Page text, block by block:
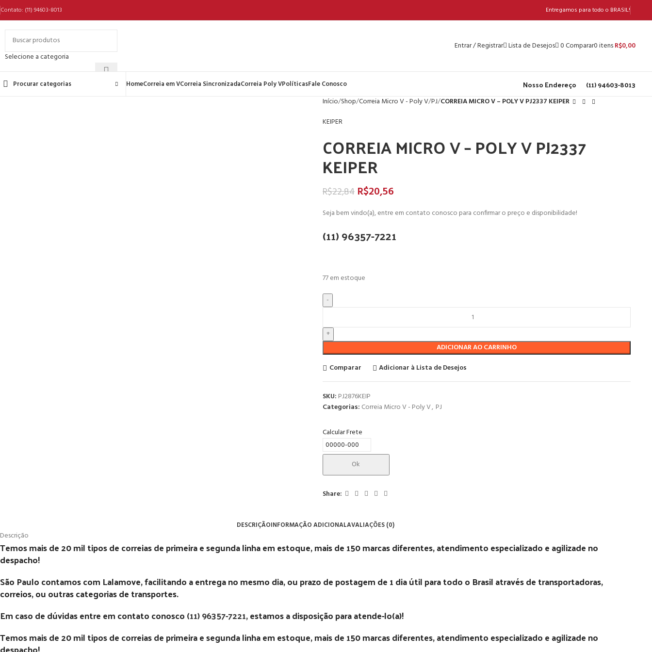
Contato: (11) 94603-8013 Entregamos para todo o BRASIL!
Selecione a categoria
Entrar / Registrar Lista de Desejos 0Comparar0itensR$0,00
Procurar categorias HomeCorreia em VCorreia SincronizadaCorreia Poly VPolíticasFale Conosco Nosso Endereço (11) 94603-8013
-10%
Início Shop Correia Micro V - Poly V PJ CORREIA MICRO V – POLY V PJ2337 KEIPER
KEIPER
CORREIA MICRO V – POLY V PJ2337
KEIPER
R$22,84 R$20,56
Seja bem vindo(a), entre em contato conosco para confirmar o preço e disponibilidade!
(11) 96357-7221
77 em estoque
ADICIONAR AO CARRINHO
Comparar
Adicionar à Lista de Desejos
SKU: PJ2876KEIP
Categorias: Correia Micro V - Poly V, PJ
Calcular Frete
Ok
Share:
DESCRIÇÃOINFORMAÇÃO ADICIONALAVALIAÇÕES (0)
Descrição
Temos mais de 20 mil tipos de correias de primeira e segunda linha em estoque, mais de 150 marcas diferentes, atendimento especializado e agilizade no
despacho!
São Paulo contamos com Lalamove, facilitando a entrega no mesmo dia, ou prazo de postagem de 1 dia útil para todo o Brasil através de transportadoras,
correios, ou outras categorias de transportes.
Em caso de dúvidas entre em contato conosco(11) 96357-7221, estamos a disposição para atende-lo(a)!
Temos mais de 20 mil tipos de correias de primeira e segunda linha em estoque, mais de 150 marcas diferentes, atendimento especializado e agilizade no